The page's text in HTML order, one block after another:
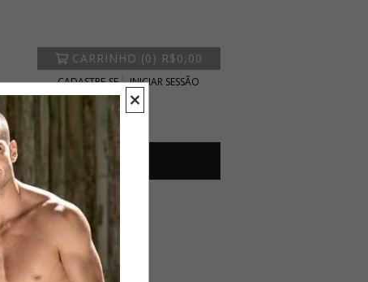
CARRINHO (0) R$0,00
CADASTRE-SE INICIAR SESSÃO